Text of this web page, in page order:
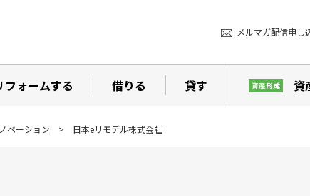
メルマガ配信申し
フォームする 借りる 貸す 資産形成 資
ベーション 日本eリモデル株式会社